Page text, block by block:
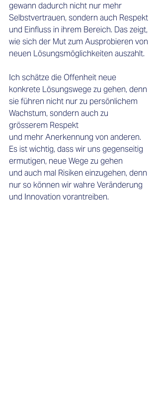
gewann dadurch nicht nur mehr
Selbstvertrauen, sondern auch Respekt
und Einfluss in ihrem Bereich. Das zeigt,
wie sich der Mut zum Ausprobieren von
neuen Lösungsmöglichkeiten auszahlt.
Ich schätze die Offenheit neue
konkrete Lösungswege zu gehen, denn
sie führen nicht nur zu persönlichem
Wachstum, sondern auch zu
grösserem Respekt
und mehr Anerkennung von anderen.
Es ist wichtig, dass wir uns gegenseitig
ermutigen, neue Wege zu gehen
und auch mal Risiken einzugehen, denn
nur so können wir wahre Veränderung
und Innovation vorantreiben.